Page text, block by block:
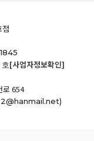
[사업자정보확인]
로 654